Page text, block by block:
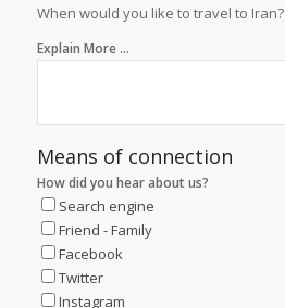
When would you like to travel to Iran?
Explain More ...
Means of connection
How did you hear about us?
Search engine
Friend - Family
Facebook
Twitter
Instagram